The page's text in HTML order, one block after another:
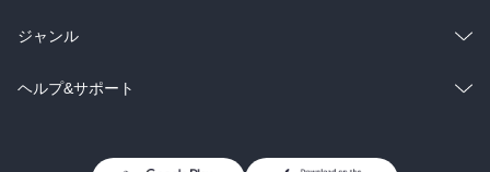
BL・TL
雑誌・グラビア
BL・TL
ラノベ
雑誌・グラビア
総合
ラノベ
ジャンル
コミック
ヘルプ&サポート